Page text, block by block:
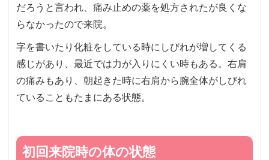
だろうと言われ、痛み止めの薬を処方されたが良くな
らなかったので来院。
字を書いたり化粧をしている時にしびれが増してくる
感じがあり、最近では力が入りにくい時もある。右肩
の痛みもあり、朝起きた時に右肩から腕全体がしびれ
ていることもたまにある状態。
初回来院時の体の状態